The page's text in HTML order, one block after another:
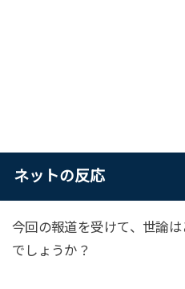
ネットの反応
今回の報道を受けて、世論
でしょうか？